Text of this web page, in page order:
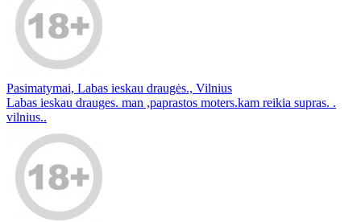
Pasimatymai, Labas ieskau draugės., Vilnius
Labas ieskau drauges. man ,paprastos moters.kam reikia supras. .
vilnius..